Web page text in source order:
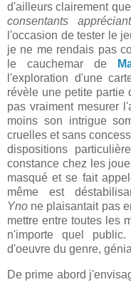
d'ailleurs clairement que
consentants
l'occasion de tester le
je ne me rendais pas
le cauchemar de
l'exploration d'une
révèle une petite partie
pas vraiment mesurer
moins son intrigue
cruelles et sans
dispositions
constance chez les
masqué et se fait
même est
Yno ne plaisantait pas
mettre entre toutes les
n'importe quel
d'oeuvre du genre,
De prime abord